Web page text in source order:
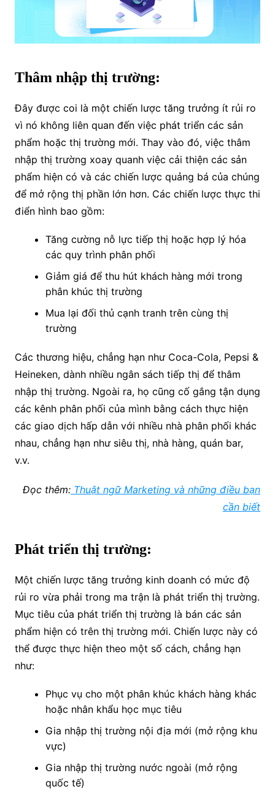
Thâm nhập thị trường:
Đây được coi là một chiến lược tăng trưởng ít rủi ro
vì nó không liên quan đến việc phát triển các sản
phẩm hoặc thị trường mới. Thay vào đó, việc thâm
nhập thị trường xoay quanh việc cải thiện các sản
phẩm hiện có và các chiến lược quảng bá của chúng
để mở rộng thị phần lớn hơn. Các chiến lược thực thi
điển hình bao gồm:
Tăng cường nỗ lực tiếp thị hoặc hợp lý hóa
các quy trình phân phối
Giảm giá để thu hút khách hàng mới trong
phân khúc thị trường
Mua lại đối thủ cạnh tranh trên cùng thị
trường
Các thương hiệu, chẳng hạn như Coca-Cola, Pepsi &
Heineken, dành nhiều ngân sách tiếp thị để thâm
nhập thị trường. Ngoài ra, họ cũng cố gắng tận dụng
các kênh phân phối của mình bằng cách thực hiện
các giao dịch hấp dẫn với nhiều nhà phân phối khác
nhau, chẳng hạn như siêu thị, nhà hàng, quán bar,
v.v.
Đọc thêm: Thuật ngữ Marketing và những điều bạn
cần biết
Phát triển thị trường:
Một chiến lược tăng trưởng kinh doanh có mức độ
rủi ro vừa phải trong ma trận là phát triển thị trường.
Mục tiêu của phát triển thị trường là bán các sản
phẩm hiện có trên thị trường mới. Chiến lược này có
thể được thực hiện theo một số cách, chẳng hạn
như:
Phục vụ cho một phân khúc khách hàng khác
hoặc nhân khẩu học mục tiêu
Gia nhập thị trường nội địa mới (mở rộng khu
vực)
Gia nhập thị trường nước ngoài (mở rộng
quốc tế)